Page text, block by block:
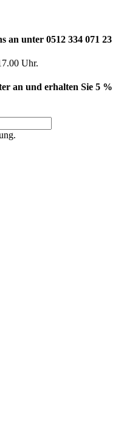
an unter 0512 334 071 23
Uhr.
an und erhalten Sie 5 %